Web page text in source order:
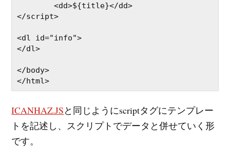
	<dd>${title}</dd>
</script>
<dl id="info">
</dl>
</body>
ICANHAZ.JSと同じようにscriptタグにテンプレー
トを記述し、スクリプトでデータと併せていく形
です。